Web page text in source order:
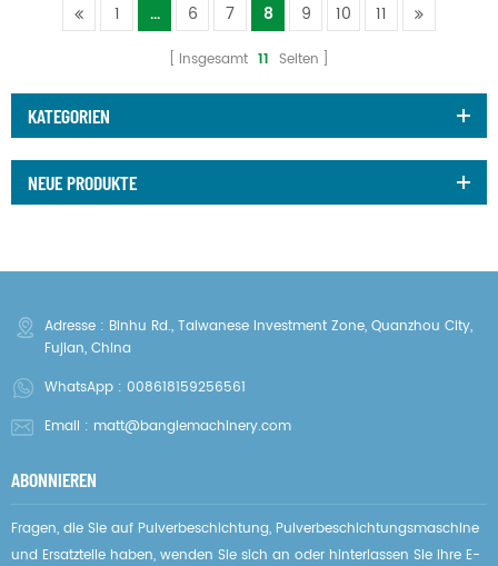
1
... 6 7 8 9 10 11
Insgesamt 11 Seiten
KATEGORIEN
NEUE PRODUKTE
Adresse : Binhu Rd., Taiwanese Investment Zone, Quanzhou City,
Fujian, China
WhatsApp : 008618159256561
Email : matt@banglemachinery.com
ABONNIEREN
Fragen, die Sie auf Pulverbeschichtung, Pulverbeschichtungsmaschine
und Ersatzteile haben, wenden Sie sich an oder hinterlassen Sie Ihre E-